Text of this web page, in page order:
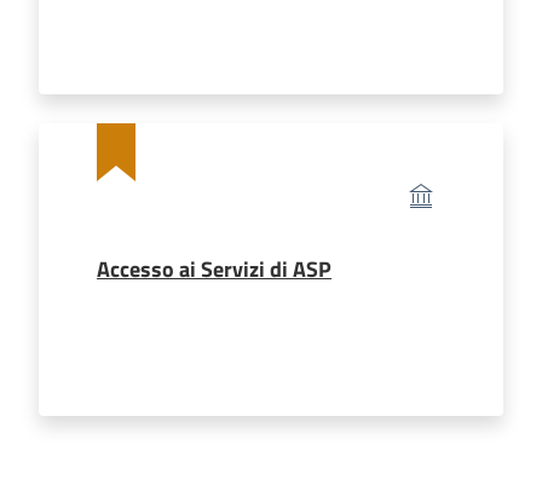
Accesso ai Servizi di ASP